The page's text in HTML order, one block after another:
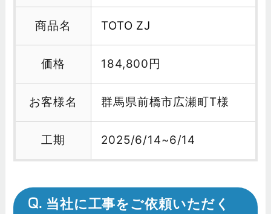
商品名 TOTO ZJ
価格 184,800円
お客様名 群馬県前橋市広瀬町T様
工期 2025/6/14~6/14
当社に工事をご依頼いただく